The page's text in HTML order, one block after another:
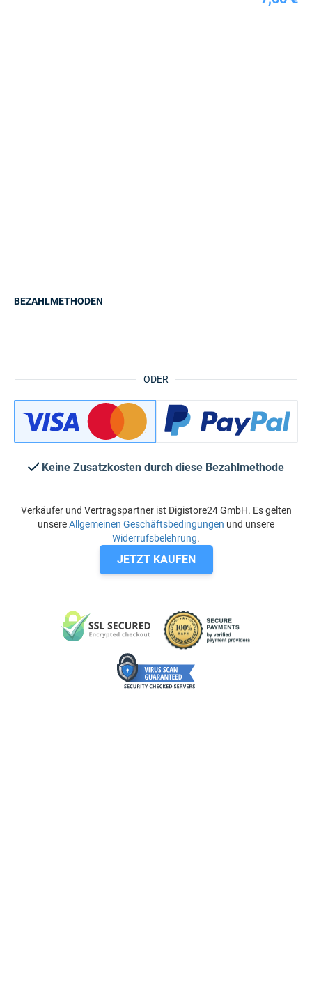
ODER
BEZAHLMETHODEN
Keine Zusatzkosten durch diese Bezahlmethode
Verkäufer und Vertragspartner ist Digistore24 GmbH. Es gelten
unsereAllgemeinen Geschäftsbedingungen und unsere
Widerrufsbelehrung.
JETZT KAUFEN